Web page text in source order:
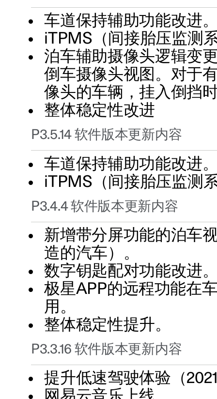
车道保持辅助功能改进
iTPMS（间接胎压监测
泊车辅助摄像头逻辑变
倒车摄像头视图。对于
像头的车辆，挂入倒挡
整体稳定性改进
P3.5.14 软件版本更新内容
车道保持辅助功能改进
iTPMS（间接胎压监测
P3.4.4 软件版本更新内容
新增带分屏功能的泊车
造的汽车）。
数字钥匙配对功能改进
极星APP的远程功能在
用。
整体稳定性提升。
P3.3.16 软件版本更新内容
提升低速驾驶体验（